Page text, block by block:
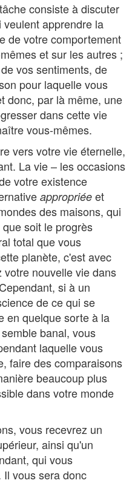
consiste à discuter
apprendre la
de votre comportement
et sur les autres ;
vos sentiments, de
pour laquelle vous
donc, par là même, une
dans cette vie
vous-mêmes.
vers votre vie éternelle,
La vie – les occasions
votre existence
appropriée et
des maisons, qui
soit le progrès
total que vous
planète, c'est avec
nouvelle vie dans
si à un
de ce qui se
en quelque sorte à la
banal, vous
laquelle vous
faire des comparaisons
beaucoup plus
dans votre monde
vous recevrez un
ainsi qu'un
qui vous
Il vous sera donc